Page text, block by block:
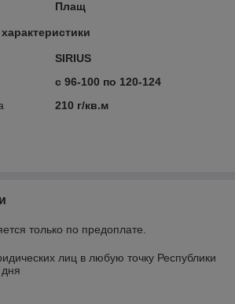
Плащ
SIRIUS
с 96-100 по 120-124
210 г/кв.м
только по предоплате.
лиц в любую точку Республики